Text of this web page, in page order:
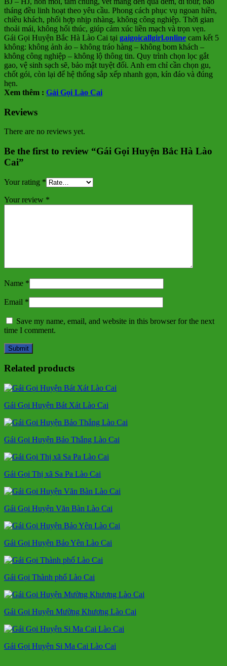
tháng đều linh hoạt theo yêu cầu. Phong cách phục vụ ngoan hiền,
chiều khách, phối hợp nhịp nhàng, không công nghiệp. Thời gian
thoải mái, không hối thúc, giúp cảm xúc liền mạch và trọn vẹn.
Gái Gọi Huyện Bắc Hà Lào Cai tại gaigoicallgirl.online cam kết 5
không: không ảnh ảo – không tráo hàng – không bom khách –
không công nghiệp – không lộ thông tin. Quy trình chọn lọc gắt
gao, vệ sinh sạch sẽ, bảo mật tuyệt đối. Anh em chỉ cần chọn gu,
chốt gói, còn lại để hệ thống sắp xếp nhanh gọn, kín đáo và đúng
hẹn.
Xem thêm : Gái Gọi Lào Cai
Reviews
There are no reviews yet.
Be the first to review “Gái Gọi Huyện Bắc Hà Lào
Cai”
Your rating *
Your review *
Name *
Email *
Save my name, email, and website in this browser for the next
time I comment.
Related products
Gái Gọi Huyện Bát Xát Lào Cai
Gái Gọi Huyện Bảo Thắng Lào Cai
Gái Gọi Thị xã Sa Pa Lào Cai
Gái Gọi Huyện Văn Bàn Lào Cai
Gái Gọi Huyện Bảo Yên Lào Cai
Gái Gọi Thành phố Lào Cai
Gái Gọi Huyện Mường Khương Lào Cai
Gái Gọi Huyện Si Ma Cai Lào Cai